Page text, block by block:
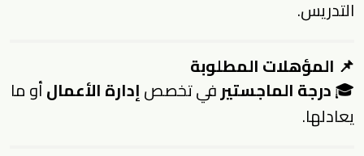
التدريس.
📌 المؤهلات المطلوبة
🎓درجة الماجستيرفي تخصصإدارة الأعمالأو ما
يعادلها.